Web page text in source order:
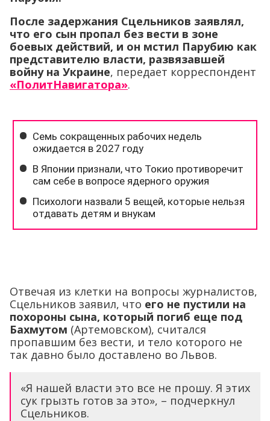
После задержания Сцельников заявлял,
что его сын пропал без вести в зоне
боевых действий, и он мстил Парубию как
представителю власти, развязавшей
войну на Украине, передает корреспондент
«ПолитНавигатора».
Отвечая из клетки на вопросы журналистов,
Сцельников заявил, что его не пустили на
похороны сына, который погиб еще под
Бахмутом (Артемовском), считался
пропавшим без вести, и тело которого не
так давно было доставлено во Львов.
«Я нашей власти это все не прошу. Я этих
сук грызть готов за это», – подчеркнул
Сцельников.